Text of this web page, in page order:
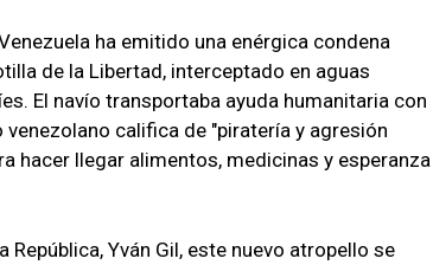
ha emitido una enérgica condena
de la Libertad, interceptado en aguas
El navío transportaba ayuda humanitaria con
califica de "piratería y agresión
hacer llegar alimentos, medicinas y esperanza
Yván Gil, este nuevo atropello se